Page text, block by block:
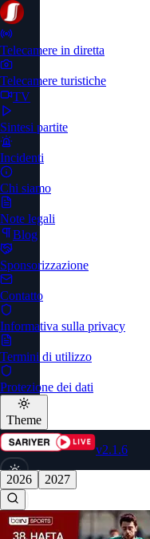
Telecamere in diretta
Telecamere turistiche
TV
Sintesi partite
Incidenti
Chi siamo
Note legali
Blog
Sponsorizzazione
Contatto
Informativa sulla privacy
Termini di utilizzo
Protezione dei dati
Theme
v2.1.6
🇮🇹
Scegli
lingua
2026 2027